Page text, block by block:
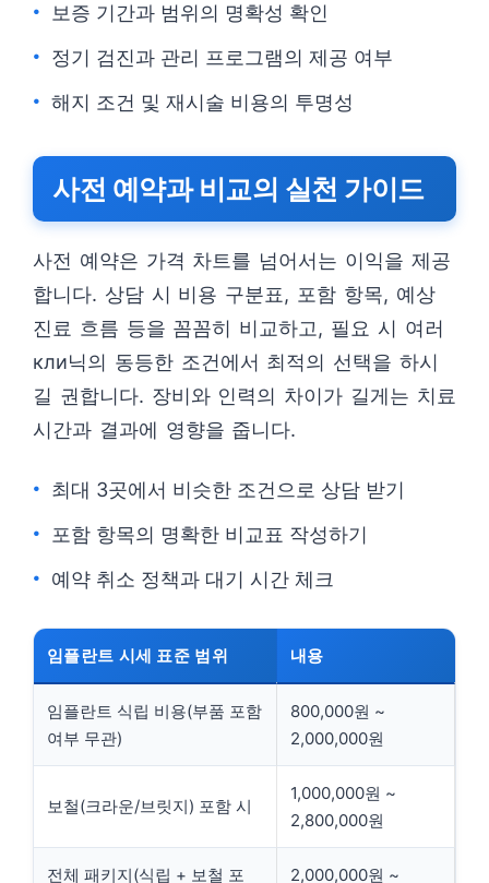
보증 기간과 범위의 명확성 확인
정기 검진과 관리 프로그램의 제공 여부
해지 조건 및 재시술 비용의 투명성
사전 예약과 비교의 실천 가이드
사전 예약은 가격 차트를 넘어서는 이익을 제공
합니다. 상담 시 비용 구분표, 포함 항목, 예상
진료 흐름 등을 꼼꼼히 비교하고, 필요 시 여러
кли닉의 동등한 조건에서 최적의 선택을 하시
길 권합니다. 장비와 인력의 차이가 길게는 치료
시간과 결과에 영향을 줍니다.
최대 3곳에서 비슷한 조건으로 상담 받기
포함 항목의 명확한 비교표 작성하기
예약 취소 정책과 대기 시간 체크
임플란트 시세 표준 범위 내용
임플란트 식립 비용(부품 포함
여부 무관)
800,000원 ~
2,000,000원
보철(크라운/브릿지) 포함 시
1,000,000원 ~
2,800,000원
전체 패키지(식립 + 보철 포
2,000,000원 ~